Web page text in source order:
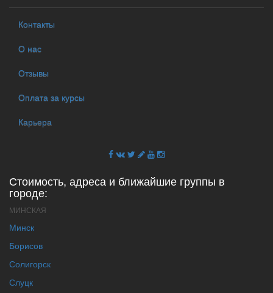
Контакты
О нас
Отзывы
Оплата за курсы
Карьера
Стоимость, адреса и ближайшие группы в
городе:
МИНСКАЯ
Минск
Борисов
Солигорск
Слуцк